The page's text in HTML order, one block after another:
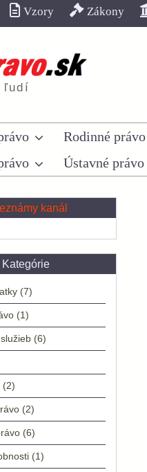
Vzory Zákony
ľudí
Rodinné právo
Ústavné právo
kanál
Kategórie
(7)
(1)
(6)
(2)
(2)
(6)
(1)